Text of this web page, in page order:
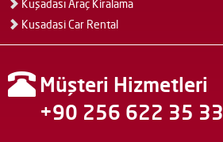
Kuşadası Araç Kiralama
Kusadasi Car Rental
Müşteri Hizmetleri
+90 256 622 35 33